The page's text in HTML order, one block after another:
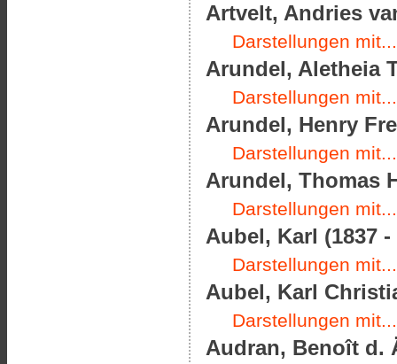
Artvelt, Andries
Darstellungen mit...
Arundel, Aletheia
Darstellungen mit...
Arundel, Henry
Darstellungen mit...
Arundel, Thomas
Darstellungen mit...
Aubel, Karl (1837 -
Darstellungen mit...
Aubel, Karl
Darstellungen mit...
Audran, Benoît d.